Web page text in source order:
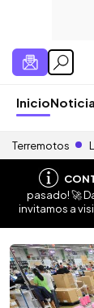
Inicio
Terremotos
pasado! 🚀
invitamos a